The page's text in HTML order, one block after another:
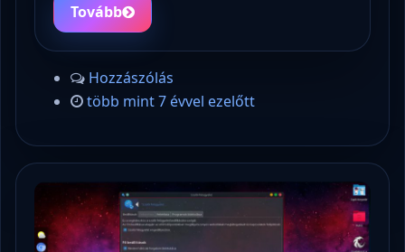
Tovább
Hozzászólás
több mint 7 évvel ezelőtt